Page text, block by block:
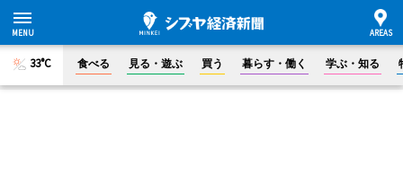
33°C 食べる 見る・遊ぶ 買う 暮らす・働く 学ぶ・知る